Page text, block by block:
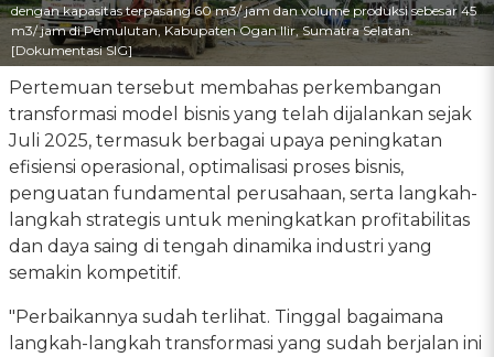
dengan kapasitas terpasang 60 m3/ jam dan volume produksi sebesar 45
m3/ jam di Pemulutan, Kabupaten Ogan Ilir, Sumatra Selatan.
[Dokumentasi SIG]
Pertemuan tersebut membahas perkembangan
transformasi model bisnis yang telah dijalankan sejak
Juli 2025, termasuk berbagai upaya peningkatan
efisiensi operasional, optimalisasi proses bisnis,
penguatan fundamental perusahaan, serta langkah-
langkah strategis untuk meningkatkan profitabilitas
dan daya saing di tengah dinamika industri yang
semakin kompetitif.
"Perbaikannya sudah terlihat. Tinggal bagaimana
langkah-langkah transformasi yang sudah berjalan ini